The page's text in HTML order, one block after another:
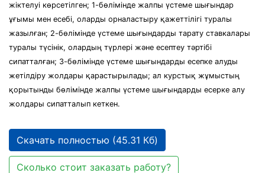
жіктелуі көрсетілген; 1-бөлімінде жалпы үстеме шығындар
ұғымы мен есебі, оларды орналастыру қажеттілігі туралы
жазылған; 2-бөлімінде үстеме шығындарды тарату ставкалары
туралы түсінік, олардың түрлері және есептеу тәртібі
сипатталған; 3-бөлімінде үстеме шығындарды есепке алуды
жетілдіру жолдары қарастырылады; ал курстық жұмыстың
қорытынды бөлімінде жалпы үстеме шығындарды есерке алу
жолдары сипатталып кеткен.
Скачать полностью (45.31 Кб)
Сколько стоит заказать работу?